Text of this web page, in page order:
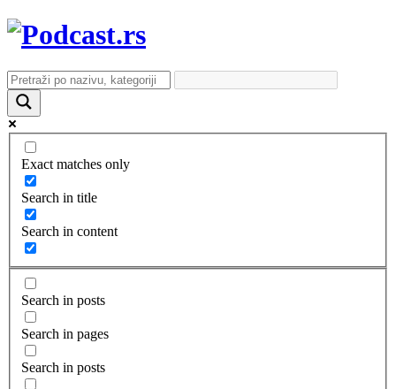
Exact matches only
Search in title
Search in content
Search in posts
Search in pages
Search in posts